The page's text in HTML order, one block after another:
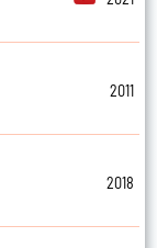
2011
2018